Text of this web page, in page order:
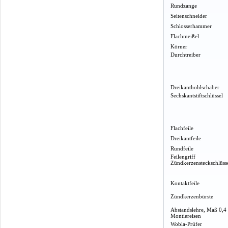
Rundzange
Seitenschneider
Schlosserhammer
Flachmeißel
Körner
Durchtreiber
Dreikanthohlschaber
Sechskantstiftschlüssel
Flachfeile
Dreikantfeile
Rundfeile
Feilengriff
Kontaktfeile
Zündkerzenbürste
Abstandslehre, Maß
Montiereisen
Wobla-Prüfer